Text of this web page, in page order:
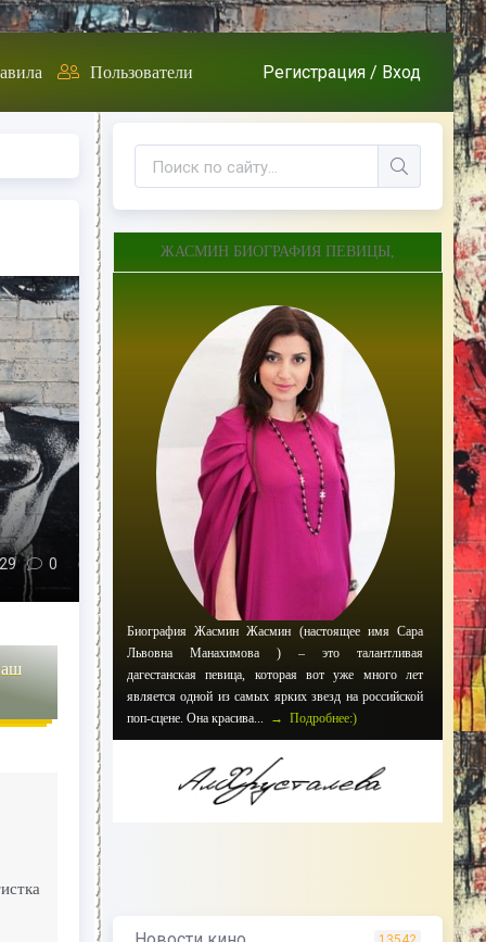
Пользователи Регистрация / Вход
0
ЖАСМИН БИОГРАФИЯ ПЕВИЦЫ,
Биография Жасмин Жасмин (настоящее имя Сара
Львовна Манахимова ) – это талантливая
дагестанская певица, которая вот уже много лет
является одной из самых ярких звезд на российской
поп-сцене. Она красива...
→ Подробнее:)